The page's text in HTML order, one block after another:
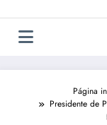
Página
Presidente de